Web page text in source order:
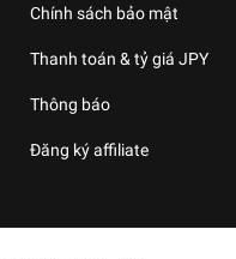
Chính sách bảo mật
Thanh toán & tỷ giá JPY
Thông báo
Đăng ký affiliate